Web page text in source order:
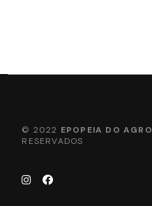
© 2022 EPOPEIA DO AGRO
RESERVADOS